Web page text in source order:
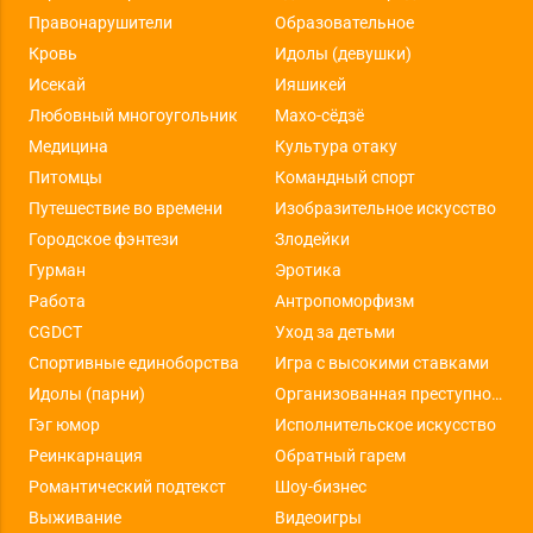
Правонарушители
Образовательное
Кровь
Идолы (девушки)
Исекай
Ияшикей
Любовный многоугольник
Махо-сёдзё
Медицина
Культура отаку
Питомцы
Командный спорт
Путешествие во времени
Изобразительное искусство
Городское фэнтези
Злодейки
Гурман
Эротика
Работа
Антропоморфизм
CGDCT
Уход за детьми
Спортивные единоборства
Игра с высокими ставками
Идолы (парни)
Организованная преступность
Гэг юмор
Исполнительское искусство
Реинкарнация
Обратный гарем
Романтический подтекст
Шоу-бизнес
Выживание
Видеоигры